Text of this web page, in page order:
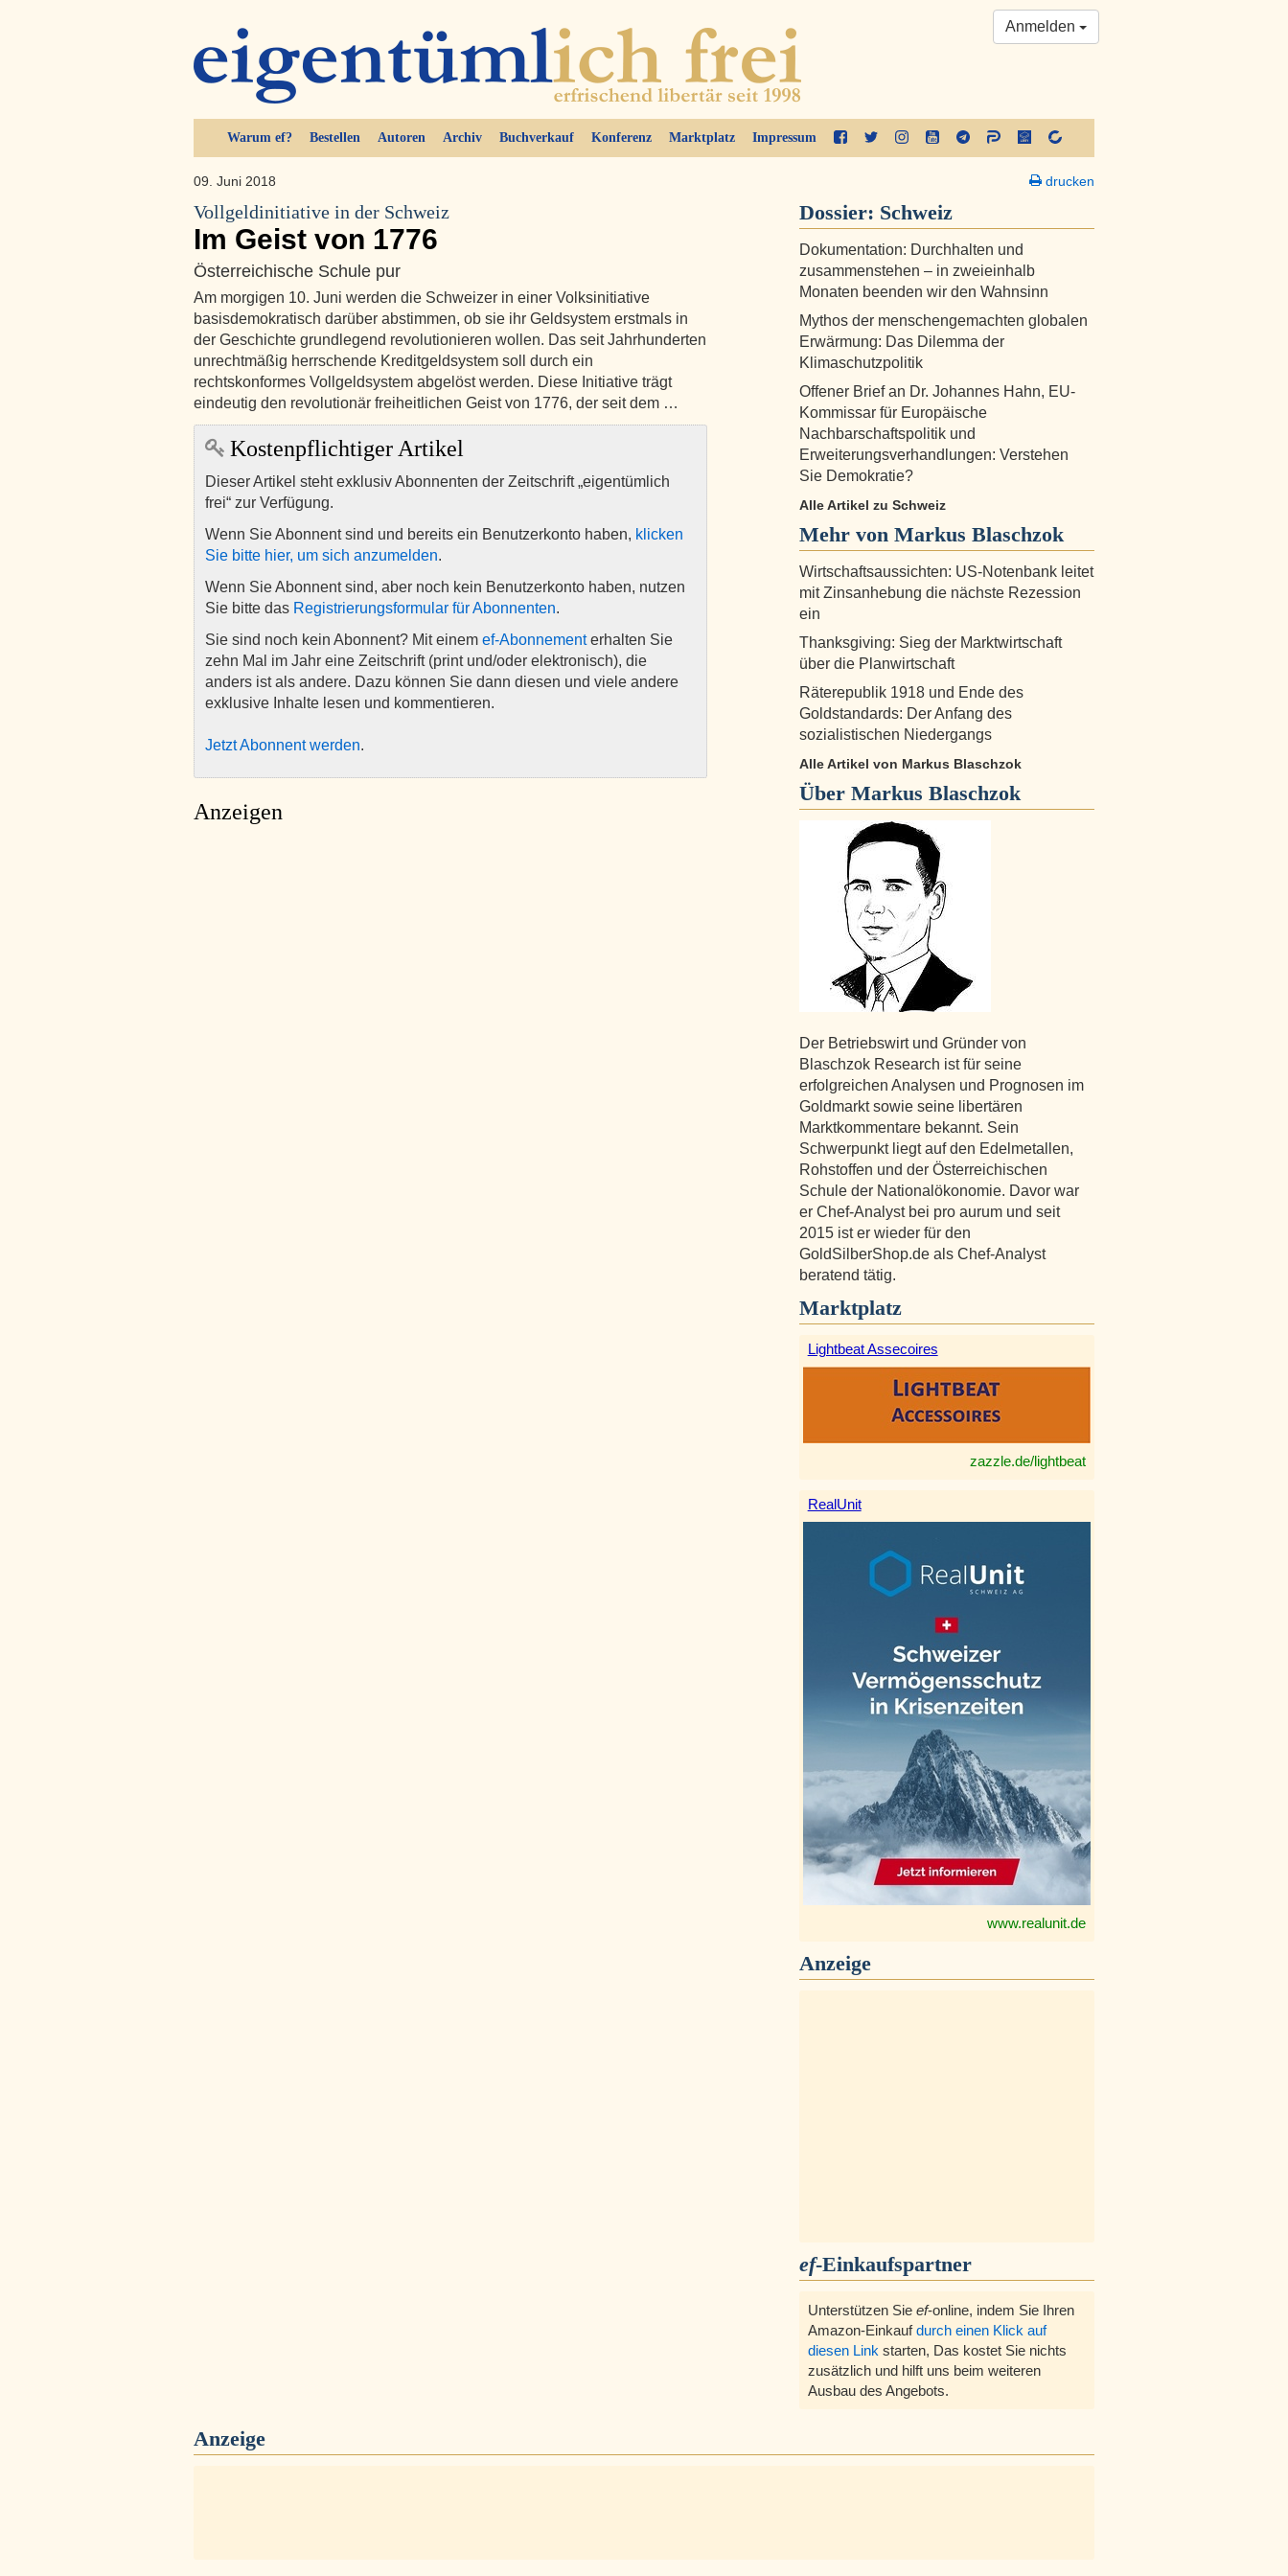
Warum ef? Bestellen Autoren Archiv Buchverkauf Konferenz Marktplatz Impressum
Anmelden
09. Juni 2018
Vollgeldinitiative in der Schweiz
Im Geist von 1776
Österreichische Schule pur
Am morgigen 10. Juni werden die Schweizer in einer Volksinitiative
basisdemokratisch darüber abstimmen, ob sie ihr Geldsystem erstmals in
der Geschichte grundlegend revolutionieren wollen. Das seit Jahrhunderten
unrechtmäßig herrschende Kreditgeldsystem soll durch ein
rechtskonformes Vollgeldsystem abgelöst werden. Diese Initiative trägt
eindeutig den revolutionär freiheitlichen Geist von 1776, der seit dem …
Kostenpflichtiger Artikel
Dieser Artikel steht exklusiv Abonnenten der Zeitschrift „eigentümlich
frei“ zur Verfügung.
Wenn Sie Abonnent sind und bereits ein Benutzerkonto haben, klicken
Sie bitte hier, um sich anzumelden.
Wenn Sie Abonnent sind, aber noch kein Benutzerkonto haben, nutzen
Sie bitte das Registrierungsformular für Abonnenten.
Sie sind noch kein Abonnent? Mit einem ef-Abonnementerhalten Sie
zehn Mal im Jahr eine Zeitschrift (print und/oder elektronisch), die
anders ist als andere. Dazu können Sie dann diesen und viele andere
exklusive Inhalte lesen und kommentieren.
Jetzt Abonnent werden.
Anzeigen
drucken
Dossier: Schweiz
Dokumentation: Durchhalten und
zusammenstehen – in zweieinhalb
Monaten beenden wir den Wahnsinn
Mythos der menschengemachten globalen
Erwärmung: Das Dilemma der
Klimaschutzpolitik
Offener Brief an Dr. Johannes Hahn, EU-
Kommissar für Europäische
Nachbarschaftspolitik und
Erweiterungsverhandlungen: Verstehen
Sie Demokratie?
Alle Artikel zu Schweiz
Mehr von Markus Blaschzok
Wirtschaftsaussichten: US-Notenbank leitet
mit Zinsanhebung die nächste Rezession
ein
Thanksgiving: Sieg der Marktwirtschaft
über die Planwirtschaft
Räterepublik 1918 und Ende des
Goldstandards: Der Anfang des
sozialistischen Niedergangs
Alle Artikel von Markus Blaschzok
Über Markus Blaschzok
Der Betriebswirt und Gründer von
Blaschzok Research ist für seine
erfolgreichen Analysen und Prognosen im
Goldmarkt sowie seine libertären
Marktkommentare bekannt. Sein
Schwerpunkt liegt auf den Edelmetallen,
Rohstoffen und der Österreichischen
Schule der Nationalökonomie. Davor war
er Chef-Analyst bei pro aurum und seit
2015 ist er wieder für den
GoldSilberShop.de als Chef-Analyst
beratend tätig.
Marktplatz
Lightbeat Assecoires
zazzle.de/lightbeat
RealUnit
www.realunit.de
Anzeige
ef-Einkaufspartner
Unterstützen Sie ef-online, indem Sie Ihren
Amazon-Einkaufdurch einen Klick auf
diesen Link starten, Das kostet Sie nichts
zusätzlich und hilft uns beim weiteren
Ausbau des Angebots.
Anzeige